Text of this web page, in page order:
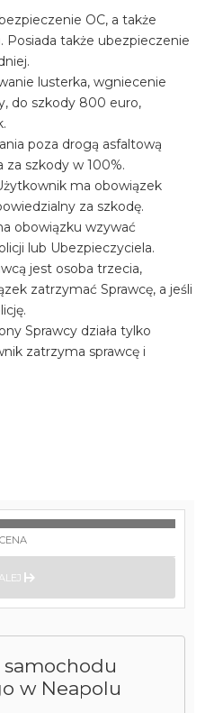
OC, a także
Posiada także ubezpieczenie
lusterka, wgniecenie
do szkody 800 euro,
poza drogą asfaltową
za szkody w 100%.
ma obowiązek
za szkodę.
obowiązku wzywać
lub Ubezpieczyciela.
jest osoba trzecia,
zatrzymać Sprawcę, a jeśli
Sprawcy działa tylko
zatrzyma sprawcę i
w Neapolu
CENA